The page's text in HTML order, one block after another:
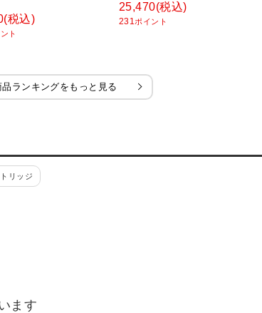
(税込)
ト
25,470(税込)
231ポイント
ランキングをもっと見る
リッジ
ます